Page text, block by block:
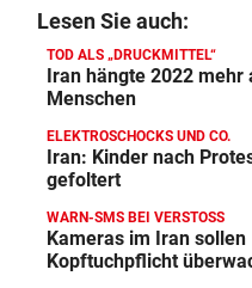
Lesen Sie auch:
TOD ALS „DRUCKMITTEL“
Iran hängte 2022 mehr
Menschen
ELEKTROSCHOCKS UND CO.
Iran: Kinder nach
gefoltert
WARN-SMS BEI VERSTOSS
Kameras im Iran sollen
Kopftuchpflicht